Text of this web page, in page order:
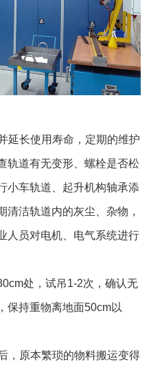
延长使用寿命，定期的维护
轨道有无变形、螺栓是否松
小车轨道、起升机构轴承添
清洁轨道内的灰尘、杂物，
人员对电机、电气系统进行
处，试吊1-2次，确认无
保持重物离地面50cm以
，原本繁琐的物料搬运变得